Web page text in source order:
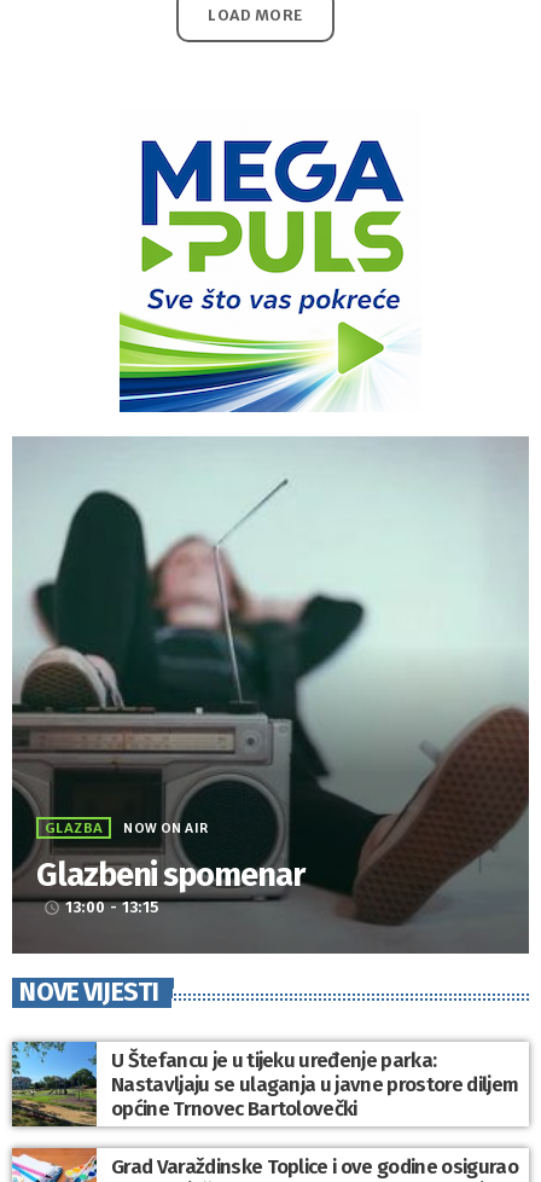
LOAD MORE
GLAZBA NOW ON AIR
Glazbeni spomenar
access_time 13:00 - 13:15
NOVE VIJESTI
U Štefancu je u tijeku uređenje parka:
Nastavljaju se ulaganja u javne prostore diljem
općine Trnovec Bartolovečki
Grad Varaždinske Toplice i ove godine osigurao